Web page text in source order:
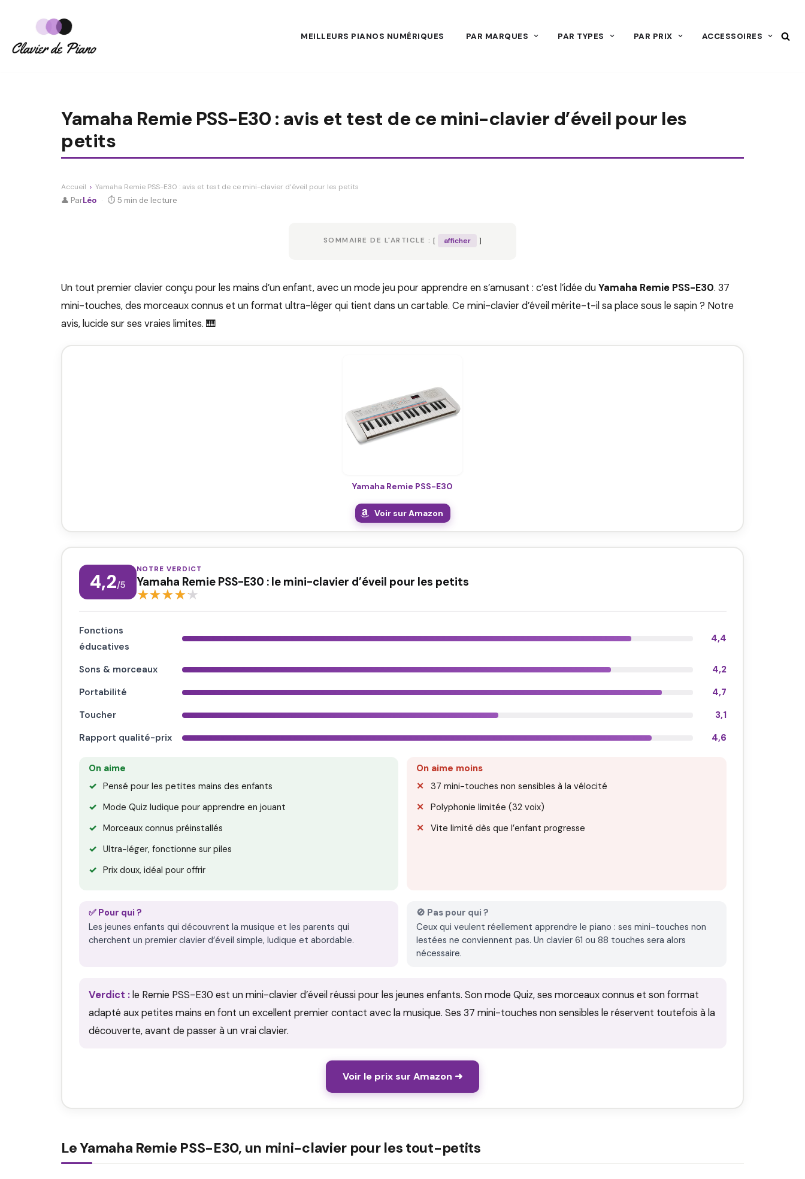
au
MEILLEURS PIANOS NUMÉRIQUES PAR MARQUES PAR TYPES PAR PRIX ACCESSOIRES
Yamaha Remie PSS-E30 : avis et test de ce mini-clavier d’éveil pour les
petits
Accueil › Yamaha Remie PSS-E30 : avis et test de ce mini-clavier d’éveil pour les petits
👤 ParLéo · ⏱ 5 min de lecture
SOMMAIRE DE L'ARTICLE : afficher
Un tout premier clavier conçu pour les mains d’un enfant, avec un mode jeu pour apprendre en s’amusant : c’est l’idée duYamaha Remie PSS-E30. 37
mini-touches, des morceaux connus et un format ultra-léger qui tient dans un cartable. Ce mini-clavier d’éveil mérite-t-il sa place sous le sapin ? Notre
avis, lucide sur ses vraies limites. 🎹
Yamaha Remie PSS-E30
Voir sur Amazon
4,2/5
NOTRE VERDICT
Yamaha Remie PSS-E30 : le mini-clavier d’éveil pour les petits
Fonctions
éducatives
4,4
Sons & morceaux
4,2
Portabilité
4,7
Toucher
3,1
Rapport qualité-prix
4,6
On aime
Pensé pour les petites mains des enfants
Mode Quiz ludique pour apprendre en jouant
Morceaux connus préinstallés
Ultra-léger, fonctionne sur piles
Prix doux, idéal pour offrir
On aime moins
37 mini-touches non sensibles à la vélocité
Polyphonie limitée (32 voix)
Vite limité dès que l’enfant progresse
✅ Pour qui ?
Les jeunes enfants qui découvrent la musique et les parents qui
cherchent un premier clavier d’éveil simple, ludique et abordable.
🚫 Pas pour qui ?
Ceux qui veulent réellement apprendre le piano : ses mini-touches non
lestées ne conviennent pas. Un clavier 61 ou 88 touches sera alors
nécessaire.
Verdict :le Remie PSS-E30 est un mini-clavier d’éveil réussi pour les jeunes enfants. Son mode Quiz, ses morceaux connus et son format
adapté aux petites mains en font un excellent premier contact avec la musique. Ses 37 mini-touches non sensibles le réservent toutefois à la
découverte, avant de passer à un vrai clavier.
Voir le prix sur Amazon ➜
Le Yamaha Remie PSS-E30, un mini-clavier pour les tout-petits